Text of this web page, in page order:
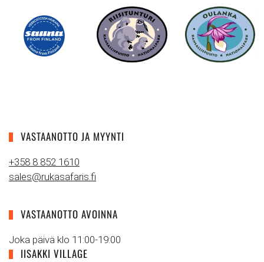
VASTAANOTTO JA MYYNTI
+358 8 852 1610
sales@rukasafaris.fi
VASTAANOTTO AVOINNA
Joka päivä klo 11:00-19:00
IISAKKI VILLAGE